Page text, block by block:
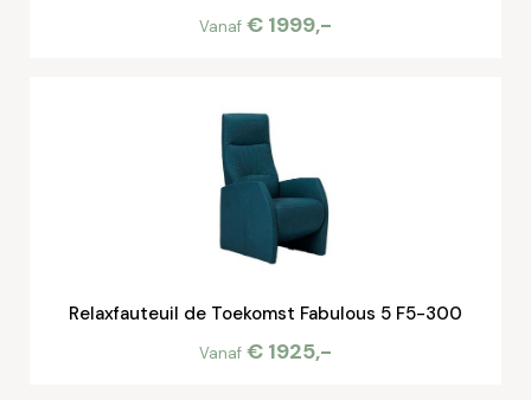
Vanaf € 1999,-
Relaxfauteuil de Toekomst Fabulous 5 F5-300
Vanaf € 1925,-